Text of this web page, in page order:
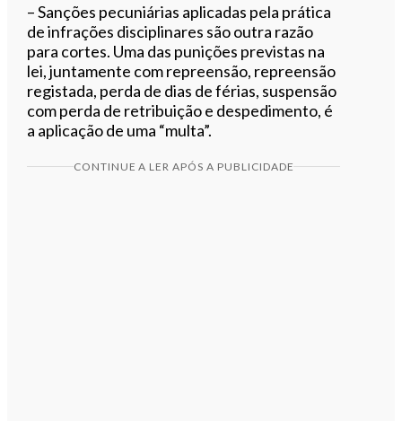
– Sanções pecuniárias aplicadas pela prática
de infrações disciplinares são outra razão
para cortes. Uma das punições previstas na
lei, juntamente com repreensão, repreensão
registada, perda de dias de férias, suspensão
com perda de retribuição e despedimento, é
a aplicação de uma “multa”.
CONTINUE A LER APÓS A PUBLICIDADE